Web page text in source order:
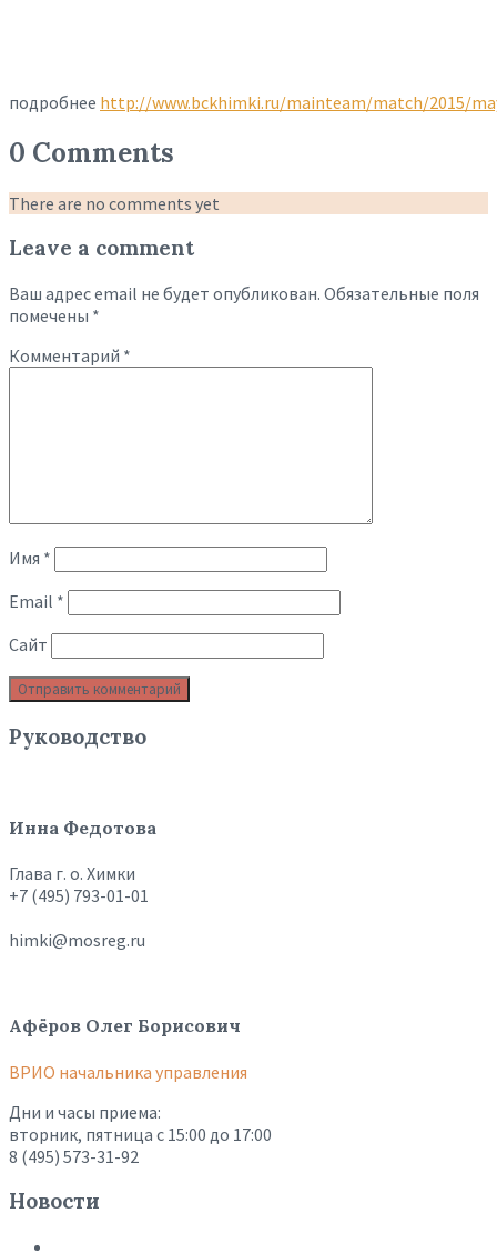
подробнее http://www.bckhimki.ru/mainteam/match/2015/
0 Comments
There are no comments yet
Leave a comment
Ваш адрес email не будет опубликован. Обязательные поля
помечены *
Комментарий *
Имя *
Email *
Сайт
Руководство
Инна Федотова
Глава г. о. Химки
+7 (495) 793-01-01
himki@mosreg.ru
Афёров Олег Борисович
ВРИО начальника управления
Дни и часы приема:
вторник, пятница с 15:00 до 17:00
8 (495) 573-31-92
Новости